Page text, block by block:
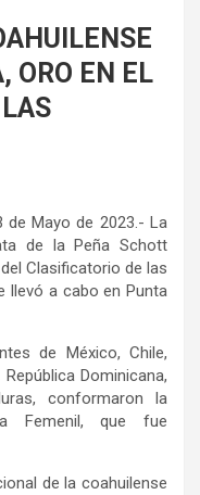
ORO EN EL
de Mayo de 2023.- La
de la Peña Schott
Clasificatorio de las
llevó a cabo en Punta
de México, Chile,
Dominicana,
conformaron la
Femenil, que fue
de la coahuilense